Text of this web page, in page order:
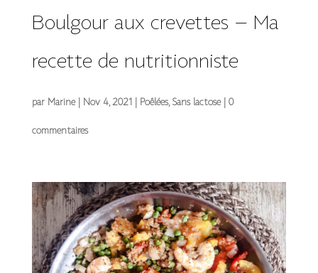
Boulgour aux crevettes – Ma
recette de nutritionniste
par Marine| Nov 4, 2021| Poêlées, Sans lactose| 0
commentaires